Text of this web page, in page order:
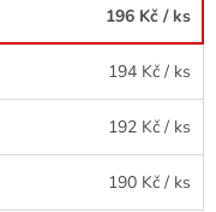
196 Kč / ks
194 Kč / ks
192 Kč / ks
190 Kč / ks